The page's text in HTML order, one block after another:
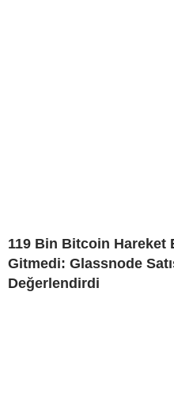
119 Bin Bitcoin Hareket
Gitmedi: Glassnode
Değerlendirdi